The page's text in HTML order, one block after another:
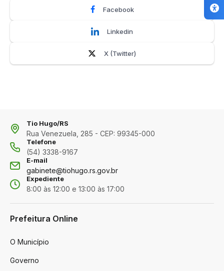
Facebook
Linkedin
X (Twitter)
Tio Hugo/RS
Rua Venezuela, 285 - CEP: 99345-000
Telefone
(54) 3338-9167
E-mail
gabinete@tiohugo.rs.gov.br
Expediente
8:00 às 12:00 e 13:00 às 17:00
Prefeitura Online
O Município
Governo